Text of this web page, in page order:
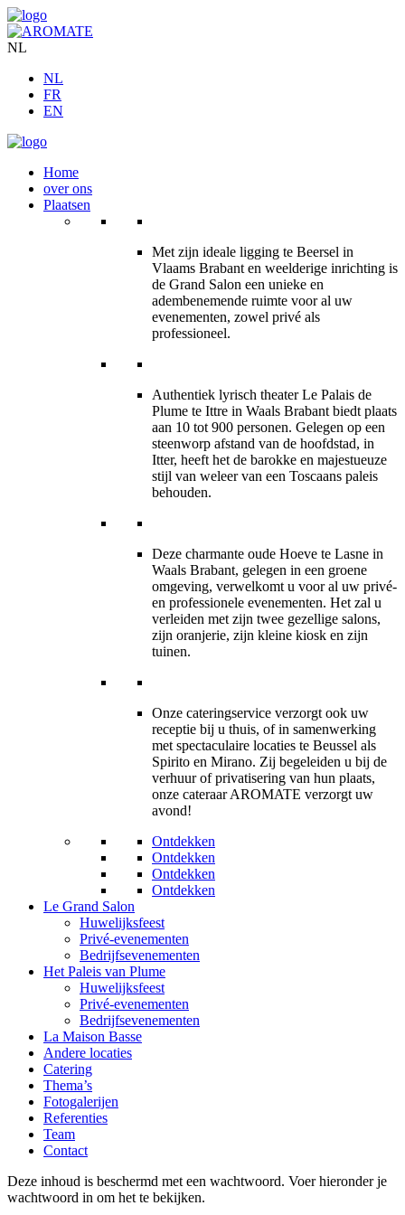
NL
NL
FR
EN
Home
over ons
Plaatsen
Met zijn ideale ligging te Beersel in
Vlaams Brabant en weelderige inrichting is
de Grand Salon een unieke en
adembenemende ruimte voor al uw
evenementen, zowel privé als
professioneel.
Authentiek lyrisch theater Le Palais de
Plume te Ittre in Waals Brabant biedt plaats
aan 10 tot 900 personen. Gelegen op een
steenworp afstand van de hoofdstad, in
Itter, heeft het de barokke en majestueuze
stijl van weleer van een Toscaans paleis
behouden.
Deze charmante oude Hoeve te Lasne in
Waals Brabant, gelegen in een groene
omgeving, verwelkomt u voor al uw privé-
en professionele evenementen. Het zal u
verleiden met zijn twee gezellige salons,
zijn oranjerie, zijn kleine kiosk en zijn
tuinen.
Onze cateringservice verzorgt ook uw
receptie bij u thuis, of in samenwerking
met spectaculaire locaties te Beussel als
Spirito en Mirano. Zij begeleiden u bij de
verhuur of privatisering van hun plaats,
onze cateraar AROMATE verzorgt uw
avond!
Ontdekken
Ontdekken
Ontdekken
Ontdekken
Le Grand Salon
Huwelijksfeest
Privé-evenementen
Bedrijfsevenementen
Het Paleis van Plume
Huwelijksfeest
Privé-evenementen
Bedrijfsevenementen
La Maison Basse
Andere locaties
Catering
Thema’s
Fotogalerijen
Referenties
Team
Contact
Deze inhoud is beschermd met een wachtwoord. Voer hieronder je
wachtwoord in om het te bekijken.